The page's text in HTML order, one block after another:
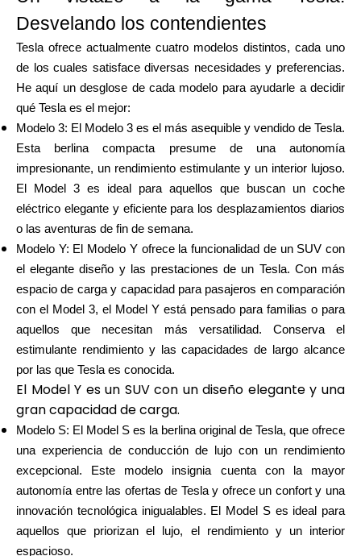
ask@scrambleup.com
+372 712 2955
Desvelando los contendientes
Tesla ofrece actualmente cuatro modelos distintos, cada uno
de los cuales satisface diversas necesidades y preferencias.
He aquí un desglose de cada modelo para ayudarle a decidir
qué Tesla es el mejor:
Modelo 3: El Modelo 3 es el más asequible y vendido de Tesla.
Esta berlina compacta presume de una autonomía
impresionante, un rendimiento estimulante y un interior lujoso.
El Model 3 es ideal para aquellos que buscan un coche
eléctrico elegante y eficiente para los desplazamientos diarios
o las aventuras de fin de semana.
Modelo Y: El Modelo Y ofrece la funcionalidad de un SUV con
el elegante diseño y las prestaciones de un Tesla. Con más
espacio de carga y capacidad para pasajeros en comparación
con el Model 3, el Model Y está pensado para familias o para
aquellos que necesitan más versatilidad. Conserva el
estimulante rendimiento y las capacidades de largo alcance
por las que Tesla es conocida.
El Model Y es un SUV con un diseño elegante y una
gran capacidad de carga.
Modelo S: El Model S es la berlina original de Tesla, que ofrece
una experiencia de conducción de lujo con un rendimiento
excepcional. Este modelo insignia cuenta con la mayor
autonomía entre las ofertas de Tesla y ofrece un confort y una
innovación tecnológica inigualables. El Model S es ideal para
aquellos que priorizan el lujo, el rendimiento y un interior
espacioso.